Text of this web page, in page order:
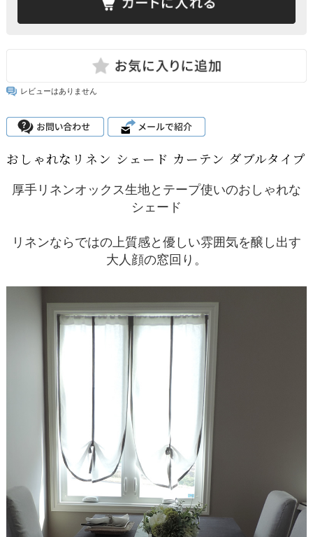
レビューはありません
おしゃれなリネン シェード カーテン ダブルタイプ
厚手リネンオックス生地とテープ使いのおしゃれな
シェード
リネンならではの上質感と優しい雰囲気を醸し出す
大人顔の窓回り。